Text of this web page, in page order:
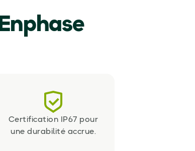
Certification IP67 pour
une durabilité accrue.